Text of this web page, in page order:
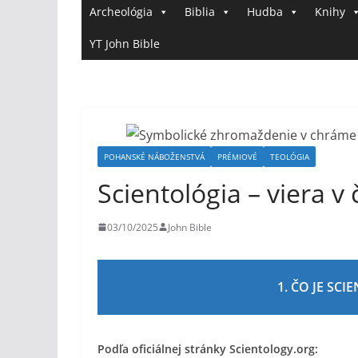
Archeológia Biblia Hudba Knihy
YT John Bible
POHANSKÉ NÁBOŽENSTVÁ PRÉMIOVÉ TEOLÓGIA
Scientológia – viera v
03/10/2025 John Bible
1. ČO JE
Podľa oficiálnej stránky Scientology.org: